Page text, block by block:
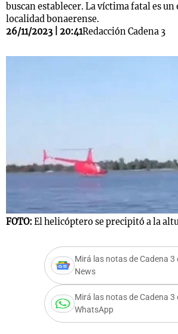
buscan establecer. La víctima fatal es un
localidad bonaerense.
26/11/2023 | 20:41Redacción Cadena 3
FOTO: El helicóptero se precipitó a la
Mirá las notas de Cadena 3
News
Mirá las notas de Cadena 3
WhatsApp
Mundial 2026